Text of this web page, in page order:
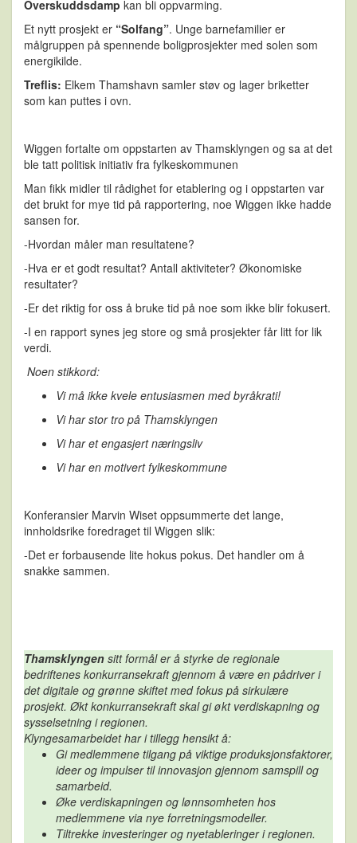
Overskuddsdamp kan bli oppvarming.
Et nytt prosjekt er “Solfang”. Unge barnefamilier er
målgruppen på spennende boligprosjekter med solen som
energikilde.
Treflis: Elkem Thamshavn samler støv og lager briketter
som kan puttes i ovn.
Wiggen fortalte om oppstarten av Thamsklyngen og sa at det
ble tatt politisk initiativ fra fylkeskommunen
Man fikk midler til rådighet for etablering og i oppstarten var
det brukt for mye tid på rapportering, noe Wiggen ikke hadde
sansen for.
-Hvordan måler man resultatene?
-Hva er et godt resultat? Antall aktiviteter? Økonomiske
resultater?
-Er det riktig for oss å bruke tid på noe som ikke blir fokusert.
-I en rapport synes jeg store og små prosjekter får litt for lik
verdi.
Noen stikkord:
Vi må ikke kvele entusiasmen med byråkrati!
Vi har stor tro på Thamsklyngen
Vi har et engasjert næringsliv
Vi har en motivert fylkeskommune
Konferansier Marvin Wiset oppsummerte det lange,
innholdsrike foredraget til Wiggen slik:
-Det er forbausende lite hokus pokus. Det handler om å
snakke sammen.
Thamsklyngen sitt formål er å styrke de regionale
bedriftenes konkurransekraft gjennom å være en pådriver i
det digitale og grønne skiftet med fokus på sirkulære
prosjekt. Økt konkurransekraft skal gi økt verdiskapning og
sysselsetning i regionen.
Klyngesamarbeidet har i tillegg hensikt å:
Gi medlemmene tilgang på viktige produksjonsfaktorer,
ideer og impulser til innovasjon gjennom samspill og
samarbeid.
Øke verdiskapningen og lønnsomheten hos
medlemmene via nye forretningsmodeller.
Tiltrekke investeringer og nyetableringer i regionen.